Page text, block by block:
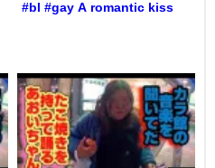
#bl #gay A romantic kiss